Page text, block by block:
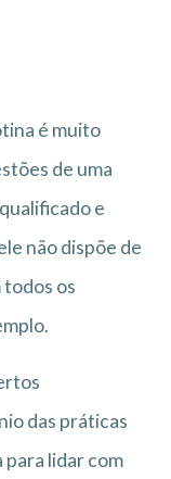
é muito
de uma
e
não dispõe de
todos os
das práticas
lidar com